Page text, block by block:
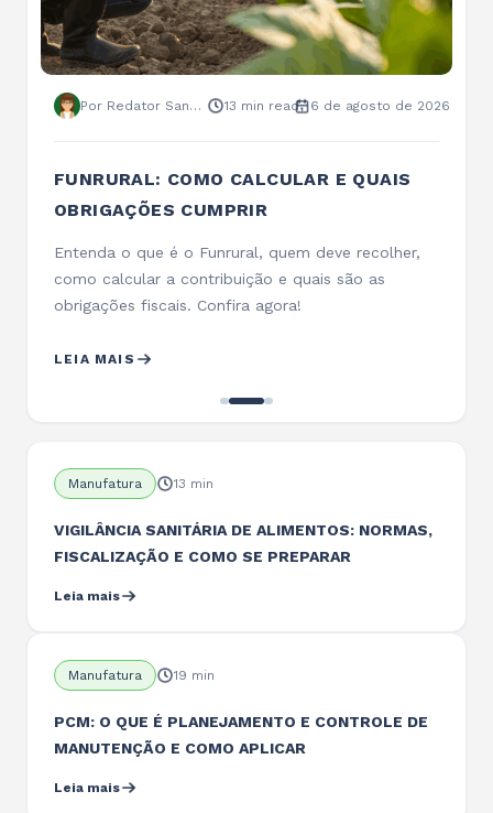
Por Redator Sankhya 13 min read 5 de agosto de 2026
CUSTO DE PRODUÇÃO NA INDÚSTRIA DE
ALIMENTOS: COMO CALCULAR E
Saiba quais custos entram na produção de
alimentos, como calcular custos por lote e
unidade e como um ERP ajuda no controle…
LEIA MAIS
Manufatura 13 min
VIGILÂNCIA SANITÁRIA DE ALIMENTOS: NORMAS,
FISCALIZAÇÃO E COMO SE PREPARAR
Leia mais
Manufatura 19 min
PCM: O QUE É PLANEJAMENTO E CONTROLE DE
MANUTENÇÃO E COMO APLICAR
Leia mais